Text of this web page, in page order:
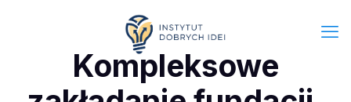
Kompleksowe